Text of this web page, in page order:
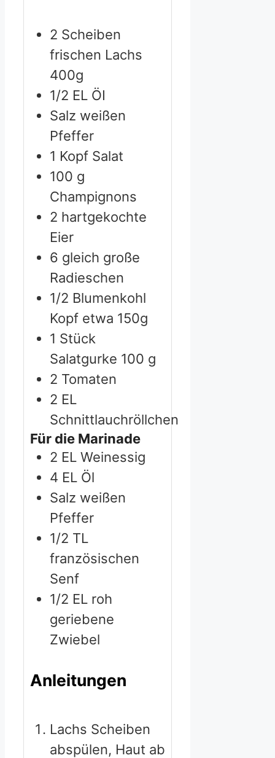
2 Scheiben
frischen Lachs
400g
1/2 EL ÖI
Salz weißen
Pfeffer
1 Kopf Salat
100 g
Champignons
2 hartgekochte
Eier
6 gleich große
Radieschen
1/2 Blumenkohl
Kopf etwa 150g
1 Stück
Salatgurke 100 g
2 Tomaten
2 EL
Schnittlauchröllchen
Für die Marinade
2 EL Weinessig
4 EL Öl
Salz weißen
Pfeffer
1/2 TL
französischen
Senf
1/2 EL roh
geriebene
Zwiebel
Anleitungen
Lachs Scheiben
abspülen, Haut ab